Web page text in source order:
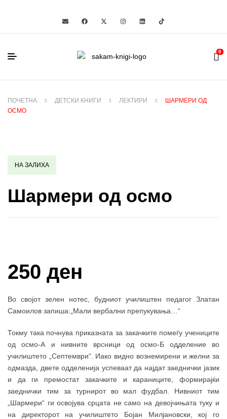
0
ПОЧЕТНА ДЕТСКИ КНИГИ ЛЕКТИРИ
ШАРМЕРИ ОД
ОСМО
НА ЗАЛИХА
Шармери од осмо
250 ден
Во својот зелен нотес, будниот училиштен педагог Златан
Самоилов запиша:„Мали вербални препукувања…“
Токму така почнува приказната за закачките помеѓу учениците
од осмо-А и нивните врсници од осмо-Б одделение во
училиштето „Септември“. Иако видно вознемирени и желни за
одмазда, двете одделенија успеваат да најдат заеднички јазик
и да ги премостат закачките и караниците, формирајќи
заеднички тим за турнирот во мал фудбал. Нивниот тим
„Шармери“ ги освојува срцата не само на девојчињата туку и
на директорот на училиштето Бојан Милјановски, кој го